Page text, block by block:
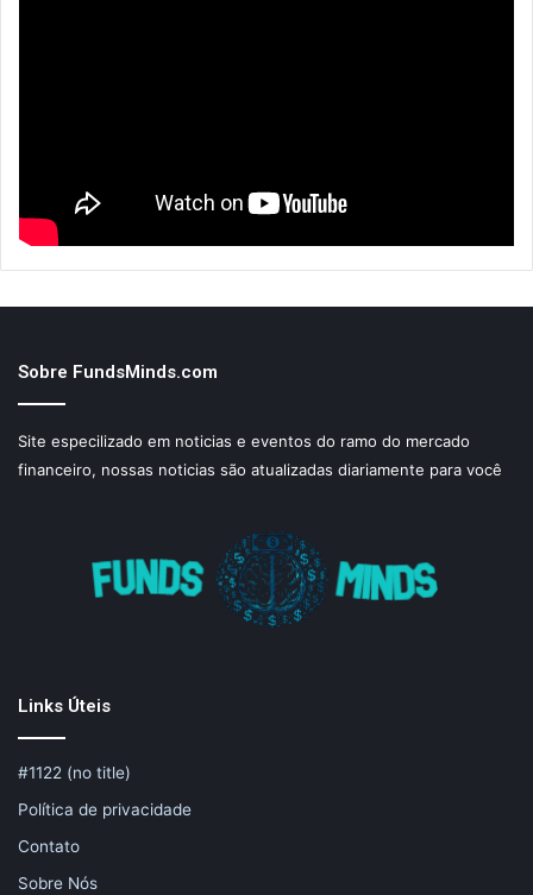
Sobre FundsMinds.com
Site especilizado em noticias e eventos do ramo do mercado
financeiro, nossas noticias são atualizadas diariamente para você
Links Úteis
#1122 (no title)
Política de privacidade
Contato
Sobre Nós